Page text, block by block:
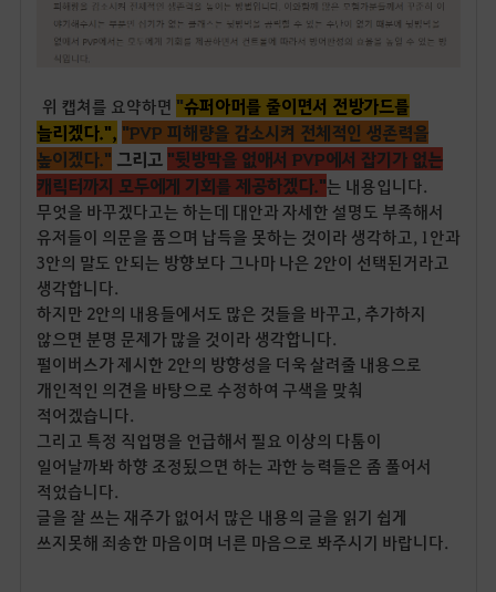
위 캡쳐를 요약하면 "슈퍼아머를 줄이면서 전방가드를
늘리겠다.", "PVP 피해량을 감소시켜 전체적인 생존력을
높이겠다." 그리고 "뒷방막을 없애서 PVP에서 잡기가 없는
캐릭터까지 모두에게 기회를 제공하겠다."는 내용입니다.
무엇을 바꾸겠다고는 하는데 대안과 자세한 설명도 부족해서
유저들이 의문을 품으며 납득을 못하는 것이라 생각하고, 1안과
3안의 말도 안되는 방향보다 그나마 나은 2안이 선택된거라고
생각합니다.
하지만 2안의 내용들에서도 많은 것들을 바꾸고, 추가하지
않으면 분명 문제가 많을 것이라 생각합니다.
펄이버스가 제시한 2안의 방향성을 더욱 살려줄 내용으로
개인적인 의견을 바탕으로 수정하여 구색을 맞춰
적어겠습니다.
그리고 특정 직업명을 언급해서 필요 이상의 다툼이
일어날까봐 하향 조정됬으면 하는 과한 능력들은 좀 풀어서
적었습니다.
글을 잘 쓰는 재주가 없어서 많은 내용의 글을 읽기 쉽게
쓰지못해 죄송한 마음이며 너른 마음으로 봐주시기 바랍니다.